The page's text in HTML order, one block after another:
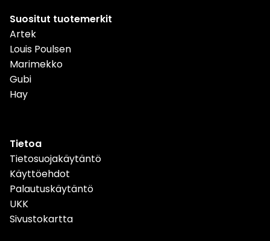
Suositut tuotemerkit
Artek
Louis Poulsen
Marimekko
Gubi
Hay
Tietoa
Tietosuojakäytäntö
Käyttöehdot
Palautuskäytäntö
UKK
Sivustokartta